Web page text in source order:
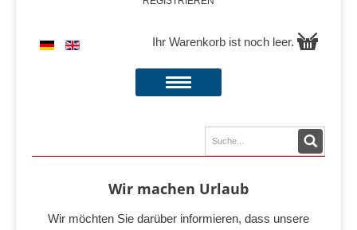
Ihr Warenkorb ist noch leer.
Wir machen Urlaub
Wir möchten Sie darüber informieren, dass unsere